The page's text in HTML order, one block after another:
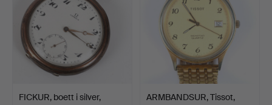
FICKUR, boett i silver,
ARMBANDSUR, Tissot,